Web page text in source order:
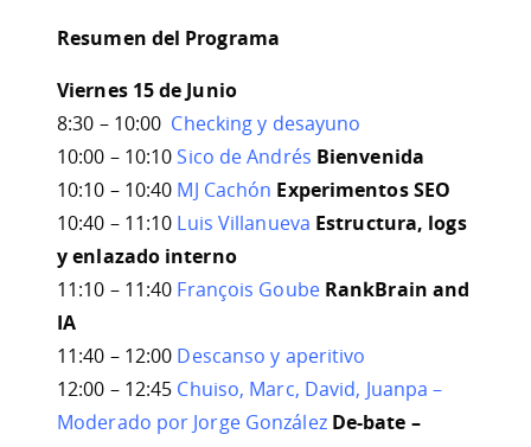
Resumen del Programa
Viernes 15 de Junio
8:30 – 10:00 Checking y desayuno
10:00 – 10:10 Sico de Andrés Bienvenida
10:10 – 10:40 MJ Cachón Experimentos SEO
10:40 – 11:10 Luis Villanueva Estructura, logs
y enlazado interno
11:10 – 11:40 François Goube RankBrain and
IA
11:40 – 12:00 Descanso y aperitivo
12:00 – 12:45 Chuiso, Marc, David, Juanpa –
Moderado por Jorge González De-bate –